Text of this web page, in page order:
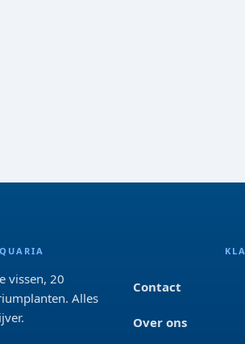
vissen, 20
Alles
Contact
Over ons